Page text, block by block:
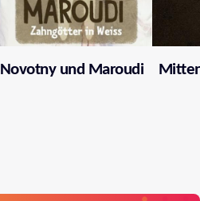
Novotny und Maroudi